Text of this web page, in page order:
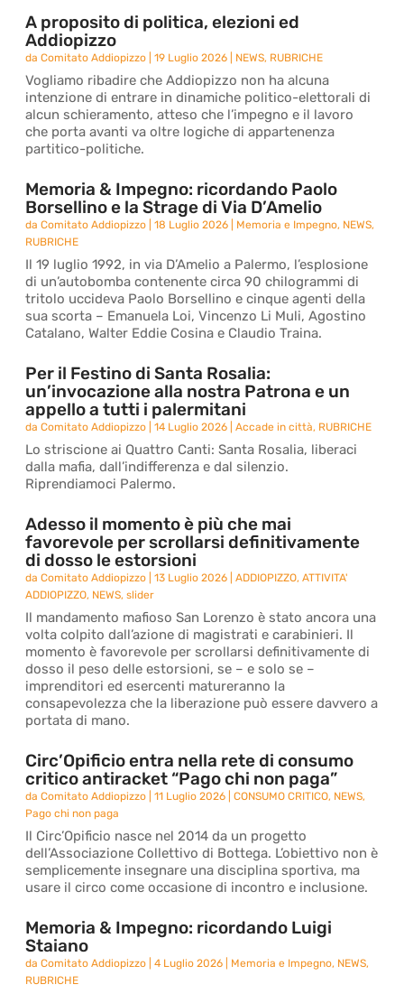
A proposito di politica, elezioni ed
Addiopizzo
daComitato Addiopizzo |19 Luglio 2026 NEWS, RUBRICHE
Vogliamo ribadire che Addiopizzo non ha alcuna
intenzione di entrare in dinamiche politico-elettorali di
alcun schieramento, atteso che l’impegno e il lavoro
che porta avanti va oltre logiche di appartenenza
partitico-politiche.
Memoria & Impegno: ricordando Paolo
Borsellino e la Strage di Via D’Amelio
daComitato Addiopizzo |18 Luglio 2026 Memoria e Impegno, NEWS,
RUBRICHE
Il 19 luglio 1992, in via D’Amelio a Palermo, l’esplosione
di un’autobomba contenente circa 90 chilogrammi di
tritolo uccideva Paolo Borsellino e cinque agenti della
sua scorta – Emanuela Loi, Vincenzo Li Muli, Agostino
Catalano, Walter Eddie Cosina e Claudio Traina.
Per il Festino di Santa Rosalia:
un’invocazione alla nostra Patrona e un
appello a tutti i palermitani
daComitato Addiopizzo |14 Luglio 2026 |Accade in città, RUBRICHE
Lo striscione ai Quattro Canti: Santa Rosalia, liberaci
dalla mafia, dall’indifferenza e dal silenzio.
Riprendiamoci Palermo.
Adesso il momento è più che mai
favorevole per scrollarsi definitivamente
di dosso le estorsioni
daComitato Addiopizzo |13 Luglio 2026 |ADDIOPIZZO,ATTIVITA'
ADDIOPIZZO, NEWS,slider
Il mandamento mafioso San Lorenzo è stato ancora una
volta colpito dall’azione di magistrati e carabinieri. Il
momento è favorevole per scrollarsi definitivamente di
dosso il peso delle estorsioni, se – e solo se –
imprenditori ed esercenti matureranno la
consapevolezza che la liberazione può essere davvero a
portata di mano.
Circ’Opificio entra nella rete di consumo
critico antiracket “Pago chi non paga”
daComitato Addiopizzo |11 Luglio 2026 |CONSUMO CRITICO, NEWS,
Pago chi non paga
Il Circ’Opificio nasce nel 2014 da un progetto
dell’Associazione Collettivo di Bottega. L’obiettivo non è
semplicemente insegnare una disciplina sportiva, ma
usare il circo come occasione di incontro e inclusione.
Memoria & Impegno: ricordando Luigi
Staiano
daComitato Addiopizzo |4 Luglio 2026 Memoria e Impegno, NEWS,
RUBRICHE